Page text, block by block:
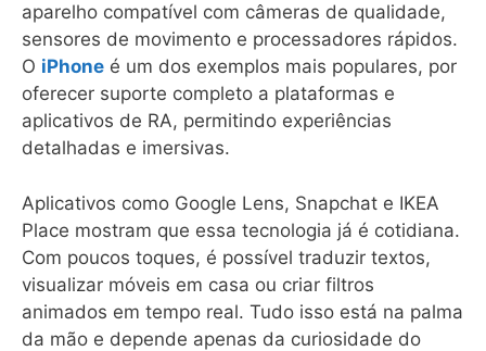
aparelho compatível com câmeras de qualidade,
sensores de movimento e processadores rápidos.
O iPhone é um dos exemplos mais populares, por
oferecer suporte completo a plataformas e
aplicativos de RA, permitindo experiências
detalhadas e imersivas.
Aplicativos como Google Lens, Snapchat e IKEA
Place mostram que essa tecnologia já é cotidiana.
Com poucos toques, é possível traduzir textos,
visualizar móveis em casa ou criar filtros
animados em tempo real. Tudo isso está na palma
da mão e depende apenas da curiosidade do